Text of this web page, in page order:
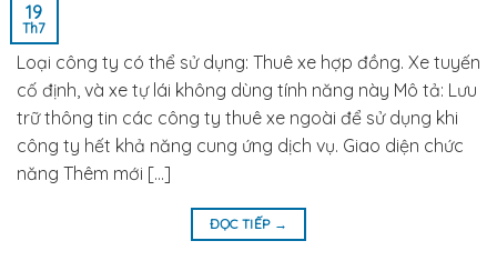
19
Th7
Loại công ty có thể sử dụng: Thuê xe hợp đồng. Xe tuyến
cố định, và xe tự lái không dùng tính năng này Mô tả: Lưu
trữ thông tin các công ty thuê xe ngoài để sử dụng khi
công ty hết khả năng cung ứng dịch vụ. Giao diện chức
năng Thêm mới […]
ĐỌC TIẾP →